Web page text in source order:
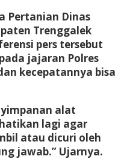
Pertanian Dinas
Trenggalek
pers tersebut
jajaran Polres
kecepatannya bisa
alat
lagi agar
atau dicuri oleh
jawab.” Ujarnya.